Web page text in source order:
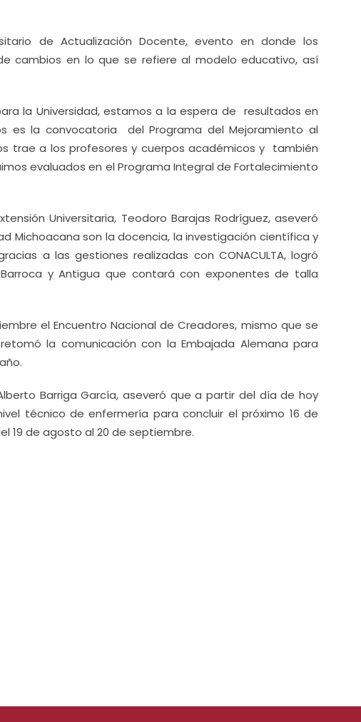
de Actualización Docente, evento en donde los
cambios en lo que se refiere al modelo educativo, así
la Universidad, estamos a la espera de resultados en
es la convocatoria del Programa del Mejoramiento al
trae a los profesores y cuerpos académicos y también
evaluados en el Programa Integral de Fortalecimiento
Universitaria, Teodoro Barajas Rodríguez, aseveró
Michoacana son la docencia, la investigación científica y
a las gestiones realizadas con CONACULTA, logró
y Antigua que contará con exponentes de talla
el Encuentro Nacional de Creadores, mismo que se
la comunicación con la Embajada Alemana para
Barriga García, aseveró que a partir del día de hoy
técnico de enfermería para concluir el próximo 16 de
19 de agosto al 20 de septiembre.